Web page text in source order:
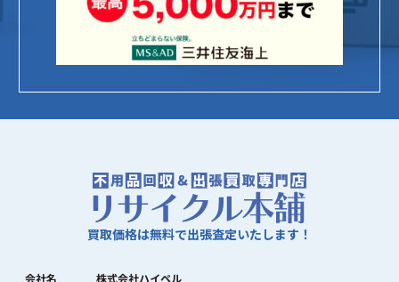
買取価格は無料で出張査定いたします！
会社名
株式会社ハイペル